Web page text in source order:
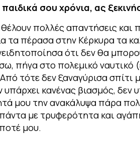
σου χρόνια, ας
πολλές απαντήσεις και
τα πέρασα στην Κέρκυρα τα
ότι δεν θα
πήγα στο πολεμικό ναυτικό
τότε δεν ξαναγύρισα σπίτι
υπάρχει κανένας βιασμός,
μου την ανακάλυψα πάρα
με τρυφερότητα και
μου.